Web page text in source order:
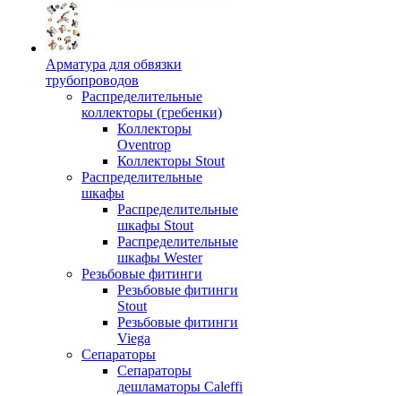
Арматура для обвязки
трубопроводов
Распределительные
коллекторы (гребенки)
Коллекторы
Oventrop
Коллекторы Stout
Распределительные
шкафы
Распределительные
шкафы Stout
Распределительные
шкафы Wester
Резьбовые фитинги
Резьбовые фитинги
Stout
Резьбовые фитинги
Viega
Сепараторы
Сепараторы
дешламаторы Caleffi